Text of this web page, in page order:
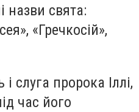
назви свята:
«Гречкосій»,
слуга пророка Іллі,
час його